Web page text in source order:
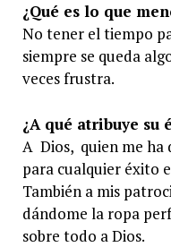
¿Qué es lo que
No tener el tiempo
siempre se queda
veces frustra.
¿A qué atribuye su
A Dios, quien me ha
para cualquier éxito
También a mis
dándome la ropa
sobre todo a Dios.